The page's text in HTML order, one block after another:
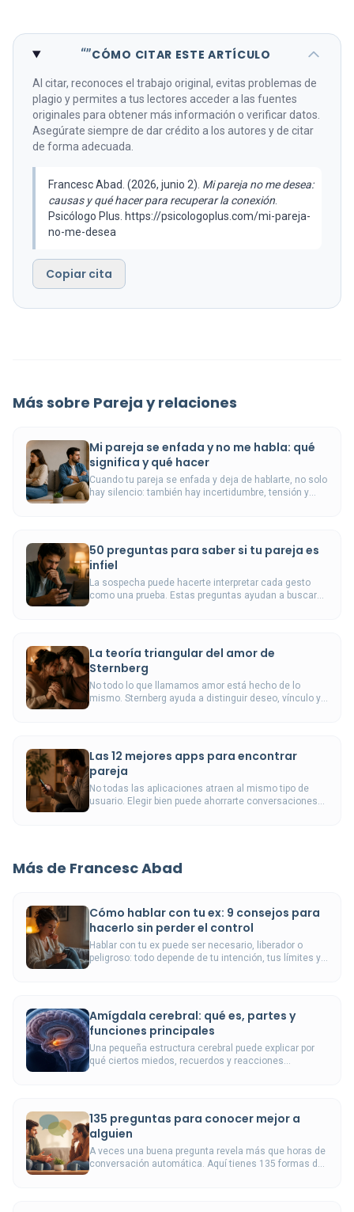
“”CÓMO CITAR ESTE ARTÍCULO
Al citar, reconoces el trabajo original, evitas problemas de
plagio y permites a tus lectores acceder a las fuentes
originales para obtener más información o verificar datos.
Asegúrate siempre de dar crédito a los autores y de citar
de forma adecuada.
Francesc Abad. (2026, junio 2). Mi pareja no me desea:
causas y qué hacer para recuperar la conexión
Psicólogo Plus. https://psicologoplus.com/mi-pareja-
no-me-desea
Copiar cita
Más sobre Pareja y relaciones
Mi pareja se enfada y no me habla: qué
significa y qué hacer
Cuando tu pareja se enfada y deja de hablarte, no solo
hay silencio: también hay incertidumbre, tensión y
50 preguntas para saber si tu pareja es
infiel
La sospecha puede hacerte interpretar cada gesto
como una prueba. Estas preguntas ayudan a buscar
La teoría triangular del amor de
Sternberg
No todo lo que llamamos amor está hecho de lo
mismo. Sternberg ayuda a distinguir deseo, vínculo y
Las 12 mejores apps para encontrar
pareja
No todas las aplicaciones atraen al mismo tipo de
usuario. Elegir bien puede ahorrarte conversaciones
Más de Francesc Abad
Cómo hablar con tu ex: 9 consejos para
hacerlo sin perder el control
Hablar con tu ex puede ser necesario, liberador o
peligroso: todo depende de tu intención, tus límites y
Amígdala cerebral: qué es, partes y
funciones principales
Una pequeña estructura cerebral puede explicar por
qué ciertos miedos, recuerdos y reacciones
135 preguntas para conocer mejor a
alguien
A veces una buena pregunta revela más que horas de
conversación automática. Aquí tienes 135 formas de